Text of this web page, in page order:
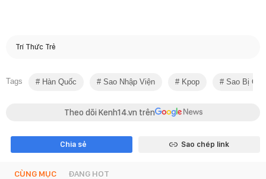
Trí Thức Trẻ
Tags Hàn Quốc Sao Nhập Viện Kpop Sao Bị Ốm
Theo dõi Kenh14.vn trên
Chia sẻ Sao chép link
CÙNG MỤC ĐANG HOT